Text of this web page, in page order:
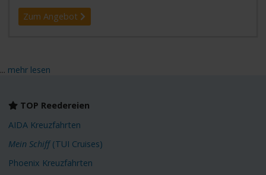
Zum Angebot
... mehr lesen
TOP Reedereien
AIDA Kreuzfahrten
Mein Schiff(TUI Cruises)
Phoenix Kreuzfahrten